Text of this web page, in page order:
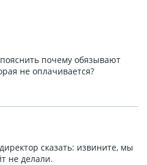
почему обязывают
не оплачивается?
сказать: извините, мы
не делали.